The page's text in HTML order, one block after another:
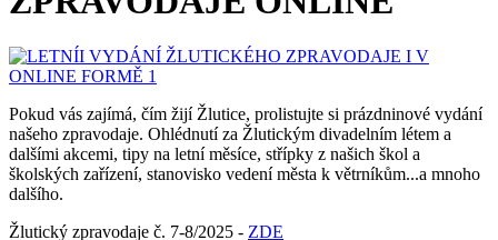
Pokud vás zajímá, čím žijí Žlutice, prolistujte si prázdninové vydání
našeho zpravodaje. Ohlédnutí za Žlutickým divadelním létem a
dalšími akcemi, tipy na letní měsíce, střípky z našich škol a
školských zařízení, stanovisko vedení města k větrníkům...a mnoho
dalšího.
Žlutický zpravodaje č. 7-8/2025 - ZDE